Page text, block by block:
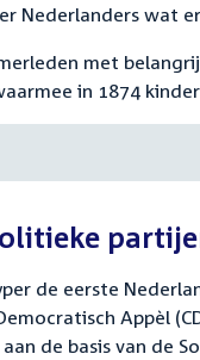
Nederlanders wat
met
in 1874
de eerste
Appèl
de basis van de